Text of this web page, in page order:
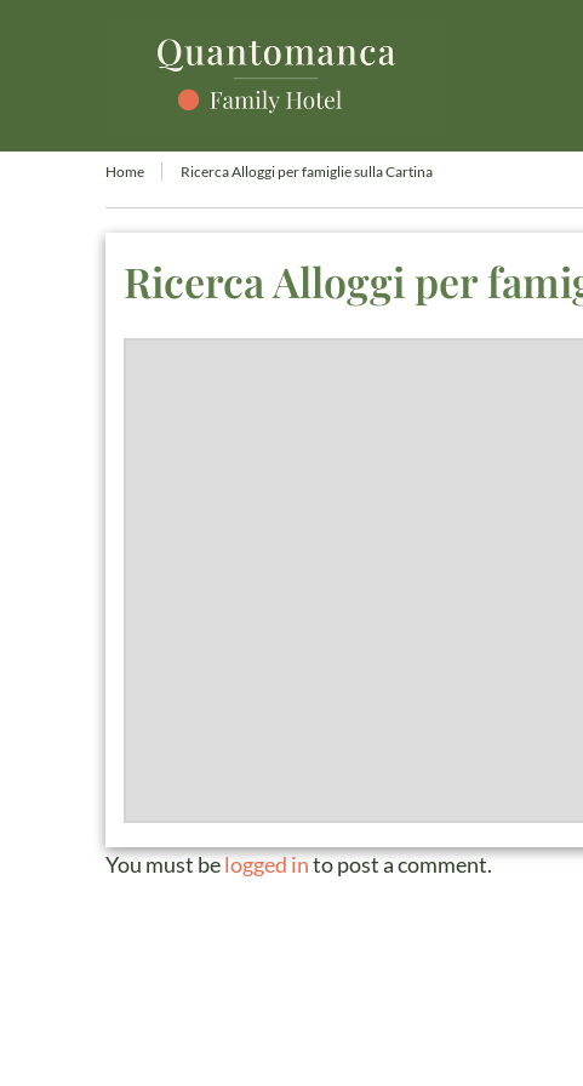
Home Ricerca Alloggi per famiglie sulla Cartina
Ricerca Alloggi per
You must belogged into post a comment.